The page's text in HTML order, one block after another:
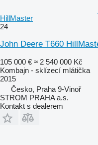
HillMaster
24
John Deere T660
105 000 € ≈ 2 540 000 Kč
Kombajn - sklízecí mlátička
2015
Česko, Praha 9-Vinoř
STROM PRAHA a.s.
Kontakt s dealerem